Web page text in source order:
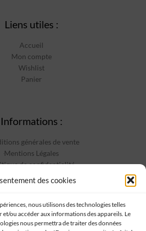
des cookies
nous utilisons des technologies telles
et/ou accéder aux informations des appareils. Le
nous permettra de traiter des données
Liens utiles :
Accueil
Mon compte
Wishlist
Panier
Informations :
générales de vente
Mentions Légales
de confidentialité
Contact
Suivez-nous :